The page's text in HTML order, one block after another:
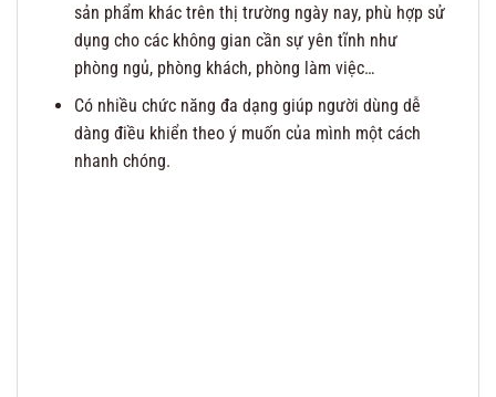
sản phẩm khác trên thị trường ngày nay, phù hợp sử
dụng cho các không gian cần sự yên tĩnh như
phòng ngủ, phòng khách, phòng làm việc…
Có nhiều chức năng đa dạng giúp người dùng dễ
dàng điều khiển theo ý muốn của mình một cách
nhanh chóng.